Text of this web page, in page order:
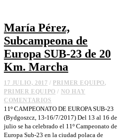
María Pérez,
Subcampeona de
Europa SUB-23 de 20
Km. Marcha
17 JULIO, 2017 / PRIMER EQUIPO,
PRIMER EQUIPO / NO HAY
COMENTARIOS
11º CAMPEONATO DE EUROPA SUB-23
(Bydgoszcz, 13-16/7/2017) Del 13 al 16 de
julio se ha celebrado el 11º Campeonato de
Europa Sub-23 en la ciudad polaca de